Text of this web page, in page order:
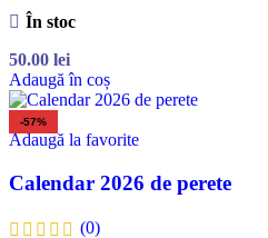
În stoc
50.00 lei
Adaugă în coș
-57%
Adaugă la favorite
Calendar 2026 de perete
(0)